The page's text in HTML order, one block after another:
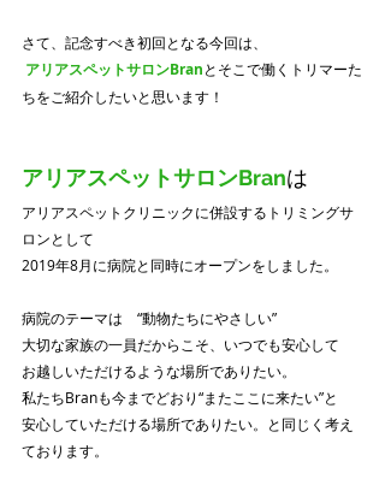
さて、記念すべき初回となる今回は、
アリアスペットサロンBranとそこで働くトリマーた
ちをご紹介したいと思います！
アリアスペットサロンBranは
アリアスペットクリニックに併設するトリミングサ
ロンとして
2019年8月に病院と同時にオープンをしました。
病院のテーマは　“動物たちにやさしい”
大切な家族の一員だからこそ、いつでも安心して
お越しいただけるような場所でありたい。
私たちBranも今までどおり“またここに来たい”と
安心していただける場所でありたい。と同じく考え
ております。